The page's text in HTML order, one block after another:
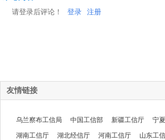
请登录后评论！ 登录 注册
友情链接
乌兰察布工信局 中国工信部 新疆工信厅 宁
湖南工信厅 湖北经信厅 河南工信厅 山东工